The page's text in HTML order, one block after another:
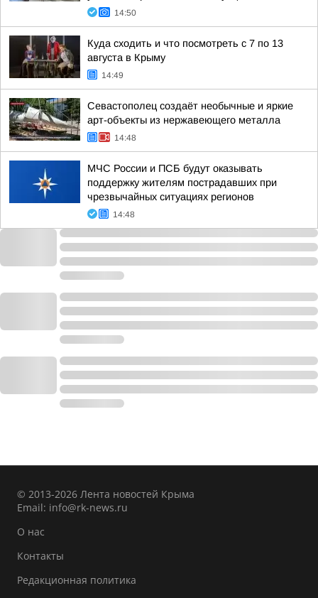
14:50
Куда сходить и что посмотреть с 7 по 13
августа в Крыму
14:49
Севастополец создаёт необычные и яркие
арт-объекты из нержавеющего металла
14:48
МЧС России и ПСБ будут оказывать
поддержку жителям пострадавших при
чрезвычайных ситуациях регионов
14:48
© 2013-2026 Лента новостей Крыма
Email: info@rk-news.ru
О нас
Контакты
Редакционная политика